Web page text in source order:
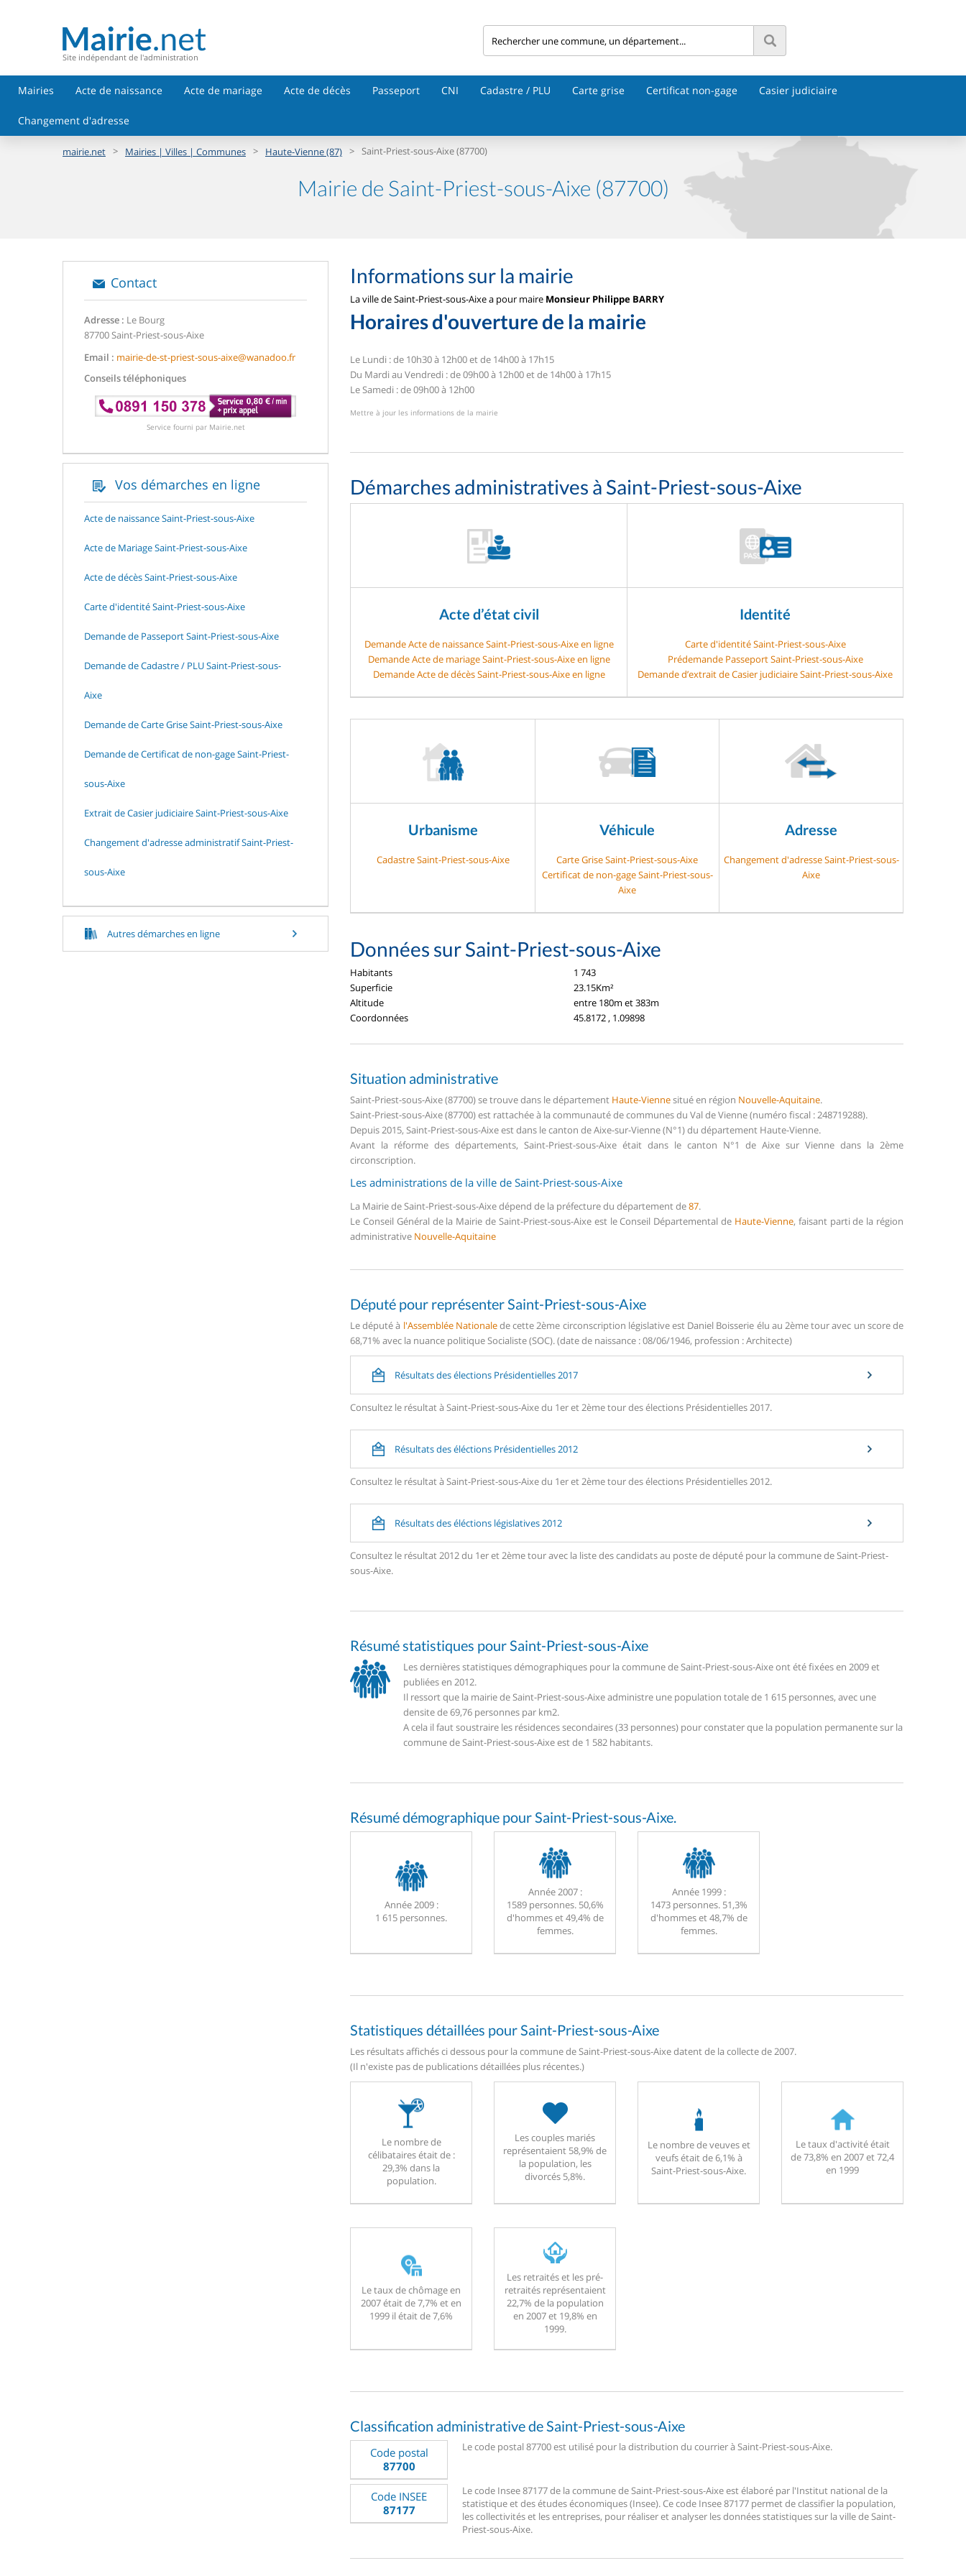
Site indépendant de l'administration
Mairies Acte de naissance Acte de mariage Acte de décès Passeport CNI Cadastre / PLU Carte grise Certificat non-gage Casier judiciaire
Changement d'adresse
mairie.net > Mairies | Villes | Communes > Haute-Vienne (87) > Saint-Priest-sous-Aixe (87700)
Mairie de Saint-Priest-sous-Aixe (87700)
Contact
Adresse : Le Bourg
87700 Saint-Priest-sous-Aixe
Email : mairie-de-st-priest-sous-aixe@wanadoo.fr
Conseils téléphoniques
Service fourni par Mairie.net
Vos démarches en ligne
Acte de naissance Saint-Priest-sous-Aixe
Acte de Mariage Saint-Priest-sous-Aixe
Acte de décès Saint-Priest-sous-Aixe
Carte d'identité Saint-Priest-sous-Aixe
Demande de Passeport Saint-Priest-sous-Aixe
Demande de Cadastre / PLU Saint-Priest-sous-
Aixe
Demande de Carte Grise Saint-Priest-sous-Aixe
Demande de Certificat de non-gage Saint-Priest-
sous-Aixe
Extrait de Casier judiciaire Saint-Priest-sous-Aixe
Changement d'adresse administratif Saint-Priest-
sous-Aixe
Autres démarches en ligne
Informations sur la mairie
La ville de Saint-Priest-sous-Aixe a pour maire Monsieur Philippe BARRY
Horaires d'ouverture de la mairie
Le Lundi : de 10h30 à 12h00 et de 14h00 à 17h15
Du Mardi au Vendredi : de 09h00 à 12h00 et de 14h00 à 17h15
Le Samedi : de 09h00 à 12h00
Mettre à jour les informations de la mairie
Démarches administratives à Saint-Priest-sous-Aixe
Acte d’état civil
Demande Acte de naissance Saint-Priest-sous-Aixe en ligne
Demande Acte de mariage Saint-Priest-sous-Aixe en ligne
Demande Acte de décès Saint-Priest-sous-Aixe en ligne
Identité
Carte d'identité Saint-Priest-sous-Aixe
Prédemande Passeport Saint-Priest-sous-Aixe
Demande d’extrait de Casier judiciaire Saint-Priest-sous-Aixe
Urbanisme
Cadastre Saint-Priest-sous-Aixe
Véhicule
Carte Grise Saint-Priest-sous-Aixe
Certificat de non-gage Saint-Priest-sous-
Aixe
Adresse
Changement d'adresse Saint-Priest-sous-
Aixe
Données sur Saint-Priest-sous-Aixe
Habitants
1 743
Superficie
23.15Km²
Altitude
entre 180m et 383m
Coordonnées
45.8172 , 1.09898
Situation administrative
Saint-Priest-sous-Aixe (87700) se trouve dans le département Haute-Viennesitué en région Nouvelle-Aquitaine.
Saint-Priest-sous-Aixe (87700) est rattachée à la communauté de communes du Val de Vienne (numéro fiscal : 248719288).
Depuis 2015, Saint-Priest-sous-Aixe est dans le canton de Aixe-sur-Vienne (N°1) du département Haute-Vienne.
Avant la réforme des départements, Saint-Priest-sous-Aixe était dans le canton N°1 de Aixe sur Vienne dans la 2ème
circonscription.
Les administrations de la ville de Saint-Priest-sous-Aixe
La Mairie de Saint-Priest-sous-Aixe dépend de la préfecture du département de87.
Le Conseil Général de la Mairie de Saint-Priest-sous-Aixe est le Conseil Départemental de Haute-Vienne, faisant parti de la région
administrative Nouvelle-Aquitaine
Député pour représenter Saint-Priest-sous-Aixe
Le député à l'Assemblée Nationalede cette 2ème circonscription législative est Daniel Boisserie élu au 2ème tour avec un score de
68,71% avec la nuance politique Socialiste (SOC). (date de naissance : 08/06/1946, profession : Architecte)
Résultats des élections Présidentielles 2017
Consultez le résultat à Saint-Priest-sous-Aixe du 1er et 2ème tour des élections Présidentielles 2017.
Résultats des éléctions Présidentielles 2012
Consultez le résultat à Saint-Priest-sous-Aixe du 1er et 2ème tour des élections Présidentielles 2012.
Résultats des éléctions législatives 2012
Consultez le résultat 2012 du 1er et 2ème tour avec la liste des candidats au poste de député pour la commune de Saint-Priest-
sous-Aixe.
Résumé statistiques pour Saint-Priest-sous-Aixe
Les dernières statistiques démographiques pour la commune de Saint-Priest-sous-Aixe ont été fixées en 2009 et
publiées en 2012.
Il ressort que la mairie de Saint-Priest-sous-Aixe administre une population totale de 1 615 personnes, avec une
densite de 69,76 personnes par km2.
A cela il faut soustraire les résidences secondaires (33 personnes) pour constater que la population permanente sur la
commune de Saint-Priest-sous-Aixe est de 1 582 habitants.
Résumé démographique pour Saint-Priest-sous-Aixe.
Année 2009 :
1 615 personnes.
Année 2007 :
1589 personnes. 50,6%
d'hommes et 49,4% de
femmes.
Année 1999 :
1473 personnes. 51,3%
d'hommes et 48,7% de
femmes.
Statistiques détaillées pour Saint-Priest-sous-Aixe
Les résultats affichés ci dessous pour la commune de Saint-Priest-sous-Aixe datent de la collecte de 2007.
(Il n'existe pas de publications détaillées plus récentes.)
Le nombre de
célibataires était de :
29,3% dans la
population.
Les couples mariés
représentaient 58,9% de
la population, les
divorcés 5,8%.
Le nombre de veuves et
veufs était de 6,1% à
Saint-Priest-sous-Aixe.
Le taux d'activité était
de 73,8% en 2007 et 72,4
en 1999
Le taux de chômage en
2007 était de 7,7% et en
1999 il était de 7,6%
Les retraités et les pré-
retraités représentaient
22,7% de la population
en 2007 et 19,8% en
1999.
Classification administrative de Saint-Priest-sous-Aixe
Code postal
87700
Le code postal 87700 est utilisé pour la distribution du courrier à Saint-Priest-sous-Aixe.
Code INSEE
87177
Le code Insee 87177 de la commune de Saint-Priest-sous-Aixe est élaboré par l'Institut national de la
statistique et des études économiques (Insee). Ce code Insee 87177 permet de classifier la population,
les collectivités et les entreprises, pour réaliser et analyser les données statistiques sur la ville de Saint-
Priest-sous-Aixe.